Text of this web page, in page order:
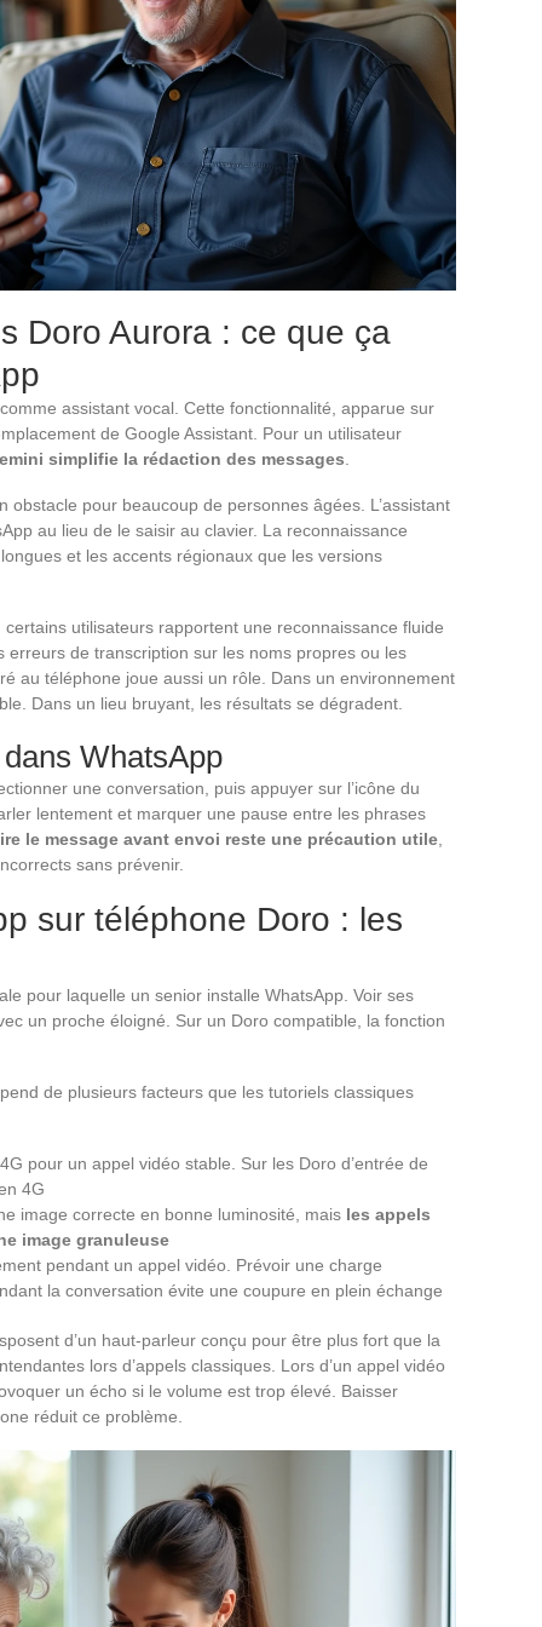
Doro Aurora : ce que ça
assistant vocal. Cette fonctionnalité, apparue sur
de Google Assistant. Pour un utilisateur
simplifie la rédaction des messages
pour beaucoup de personnes âgées. L’assistant
au lieu de le saisir au clavier. La reconnaissance
et les accents régionaux que les versions
utilisateurs rapportent une reconnaissance fluide
erreurs de transcription sur les noms propres ou les
au téléphone joue aussi un rôle. Dans un environnement
Dans un lieu bruyant, les résultats se dégradent.
WhatsApp
une conversation, puis appuyer sur l’icône du
lentement et marquer une pause entre les phrases
le message avant envoi reste une précaution utile
sans prévenir.
sur téléphone Doro : les
pour laquelle un senior installe WhatsApp. Voir ses
un proche éloigné. Sur un Doro compatible, la fonction
de plusieurs facteurs que les tutoriels classiques
pour un appel vidéo stable. Sur les Doro d’entrée de
4G
image correcte en bonne luminosité, mais les appels
image granuleuse
pendant un appel vidéo. Prévoir une charge
la conversation évite une coupure en plein échange
d’un haut-parleur conçu pour être plus fort que la
lors d’appels classiques. Lors d’un appel vidéo
un écho si le volume est trop élevé. Baisser
réduit ce problème.